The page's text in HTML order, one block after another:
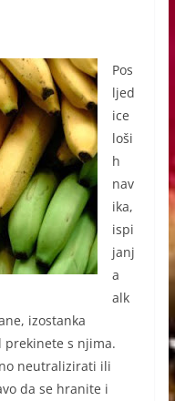
Pos
ljed
ice
loši
h
nav
ika,
ispi
janj
a
alk
izostanka
prekinete s njima.
neutralizirati ili
da se hranite i